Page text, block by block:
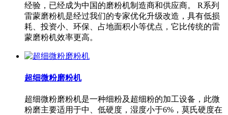
经验，已经成为中国的磨粉机制造商和供应商。 R系列
雷蒙磨粉机是经过我们的专家优化升级改造，具有低损
耗、投资小、环保、占地面积小等优点，它比传统的雷
蒙磨粉机效率更高。
超细微粉磨粉机
超细微粉磨粉机是一种细粉及超细粉的加工设备，此微
粉磨主要适用于中、低硬度，湿度小于6%，莫氏硬度在